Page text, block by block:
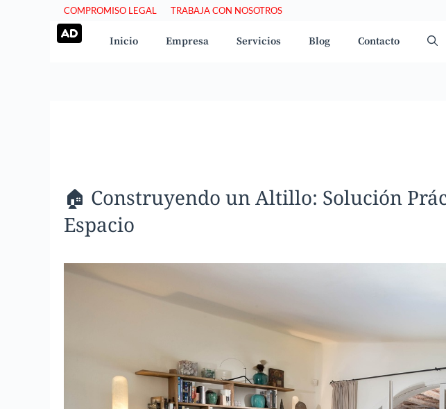
COMPROMISO LEGAL TRABAJA CON NOSOTROS
Inicio Empresa Servicios Blog Contacto
🏠 Construyendo un Altillo: Solución
Espacio